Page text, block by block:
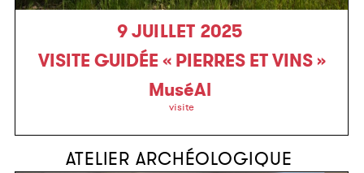
9 JUILLET 2025
VISITE GUIDÉE « PIERRES ET VINS »
MuséAl
visite
ATELIER ARCHÉOLOGIQUE